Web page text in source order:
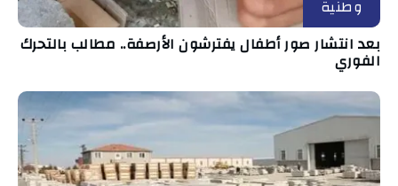
وطنية
بعد انتشار صور أطفال يفترشون الأرصفة.. مطالب بالتحرك
الفوري